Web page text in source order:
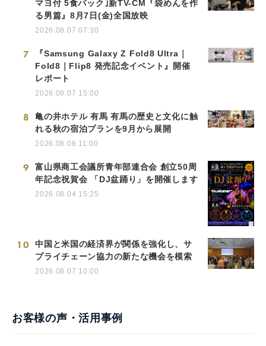
マヨ付 5食パック｣新TV-CM『袋めんを作
る男篇』8月7日(金)全国放映
2026.08.07 07:30
7
『Samsung Galaxy Z Fold8 Ultra｜
Fold8｜Flip8 発売記念イベント』開催
レポート
2026.08.07 15:00
8
亀の井ホテル 有馬 有馬の歴史と文化に触
れる秋の宿泊プランを9月から展開
2026.08.06 11:00
9
富山県商工会議所青年部連合会 創立50周
年記念祝賀会 「DJ盆踊り」を開催します
2026.08.04 15:25
10
中国と米国の経済界が関係を強化し、サ
プライチェーン協力の新たな機会を模索
2026.08.07 10:00
お客様の声・活用事例